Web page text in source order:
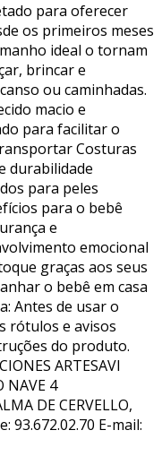
para oferecer
os primeiros meses
ideal o tornam
brincar e
ou caminhadas.
macio e
para facilitar o
Costuras
durabilidade
para peles
para o bebê
e
emocional
graças aos seus
o bebê em casa
Antes de usar o
rótulos e avisos
do produto.
ARTESAVI
NAVE 4
DE CERVELLO,
93.672.02.70 E-mail: